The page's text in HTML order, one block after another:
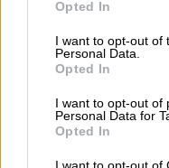
use your data for below
consent section.
Opted In
I want to opt-out of
Personal Data.
Opted In
I want to opt-out of
Personal Data for
Opted In
I want to opt-out of
Σοκ προκαλούν
φαίνονται οι